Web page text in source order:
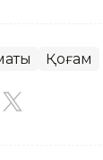
Қоғам